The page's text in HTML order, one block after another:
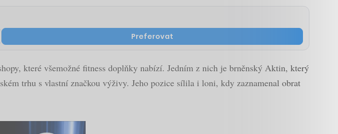
Preferovat
které všemožné fitness doplňky nabízí. Jedním z nich je brněnský Aktin, který
trhu s vlastní značkou výživy. Jeho pozice sílila i loni, kdy zaznamenal obrat